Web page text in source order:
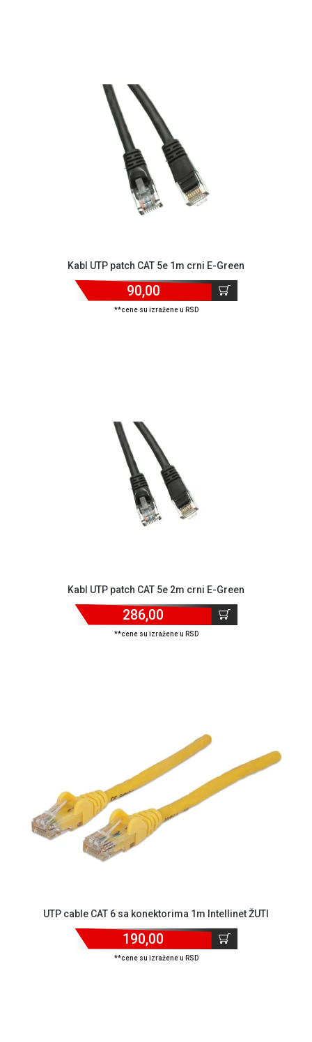
Kabl UTP patch CAT 5e 1m crni E-Green
90,00
**cene su izražene u RSD
Kabl UTP patch CAT 5e 2m crni E-Green
286,00
**cene su izražene u RSD
UTP cable CAT 6 sa konektorima 1m Intellinet ŽUTI
190,00
**cene su izražene u RSD